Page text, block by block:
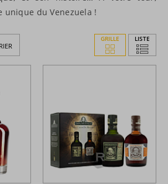
unique du Venezuela !
GRILLE LISTE